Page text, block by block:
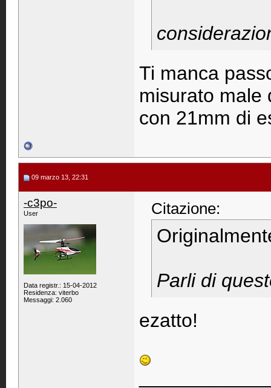
Ti manca
misurato male
con 21mm di
09 marzo 13, 22:31
-c3po-
User
Data registr.: 15-04-2012
Residenza: viterbo
Messaggi: 2.060
Citazione:
Parli di
ezatto!